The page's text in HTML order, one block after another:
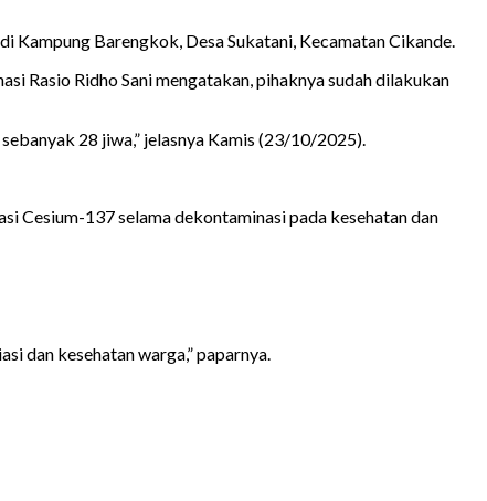
Barengkok, Desa Sukatani, Kecamatan Cikande.
Rasio Ridho Sani mengatakan, pihaknya sudah dilakukan
28 jiwa,” jelasnya Kamis (23/10/2025).
Cesium-137 selama dekontaminasi pada kesehatan dan
dan kesehatan warga,” paparnya.